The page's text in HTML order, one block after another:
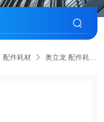
配件耗材 奥立龙 配件耗材